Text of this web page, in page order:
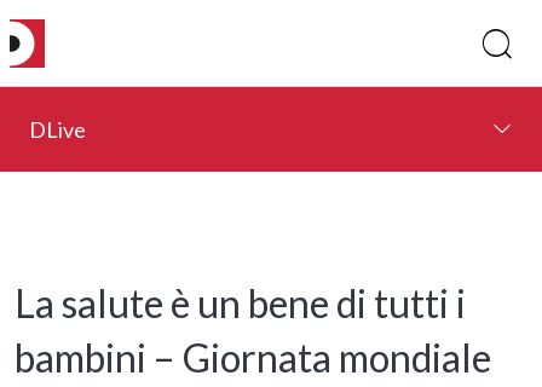
DLive
La salute è un bene di tutti i
bambini – Giornata mondiale